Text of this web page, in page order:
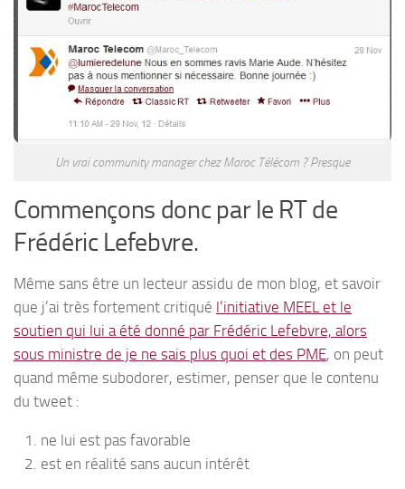
Un vrai community manager chez Maroc Télécom ? Presque
Commençons donc par le RT de
Frédéric Lefebvre.
Même sans être un lecteur assidu de mon blog, et savoir
que j’ai très fortement critiqué l’initiative MEEL et le
soutien qui lui a été donné par Frédéric Lefebvre, alors
sous ministre de je ne sais plus quoi et des PME, on peut
quand même subodorer, estimer, penser que le contenu
du tweet :
ne lui est pas favorable
est en réalité sans aucun intérêt